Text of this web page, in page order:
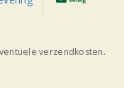
verzendkosten.